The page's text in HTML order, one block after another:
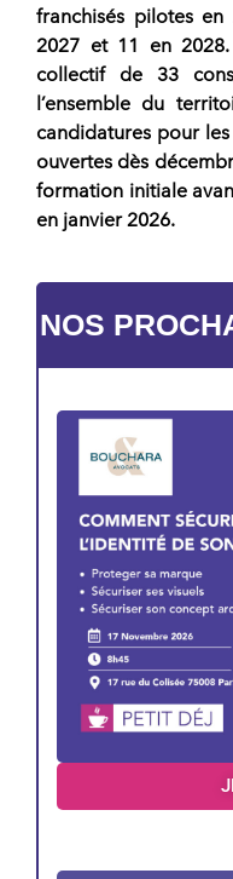
franchisés pilotes en
2027 et 11 en
collectif de 33
l’ensemble du
candidatures pour
ouvertes dès
formation initiale
en janvier 2026.
NOS